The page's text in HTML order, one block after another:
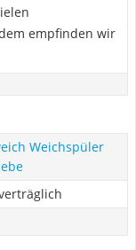
empfinden wir
Weichspüler